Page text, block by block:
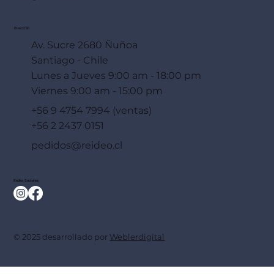
Dirección
Av. Sucre 2680 Ñuñoa
Santiago - Chile
Lunes a Jueves 9:00 am - 18:00 pm
Viernes 9:00 am - 15:00 pm
+56 9 4754 7994 (ventas)
+56 2 2437 0151
pedidos@reideo.cl
Redes Sociales
© 2025 desarrollado por Weblerdigital